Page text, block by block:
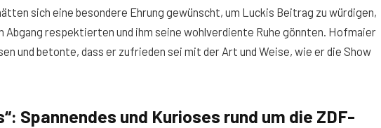
sich eine besondere Ehrung gewünscht, um Luckis Beitrag zu würdigen,
Abgang respektierten und ihm seine wohlverdiente Ruhe gönnten. Hofmaier
und betonte, dass er zufrieden sei mit der Art und Weise, wie er die Show
Spannendes und Kurioses rund um die ZDF-